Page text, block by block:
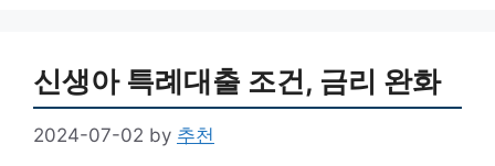
신생아 특례대출 조건, 금리 완화
2024-07-02 by 추천